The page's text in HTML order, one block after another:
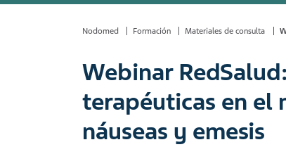
Nodomed Formación Materiales de consulta
Webinar
terapéuticas en el
náuseas y emesis